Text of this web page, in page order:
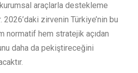
araçlarla destekleme
2026’daki zirvenin Türkiye’nin bu
normatif hem stratejik açıdan
daha da pekiştireceğini